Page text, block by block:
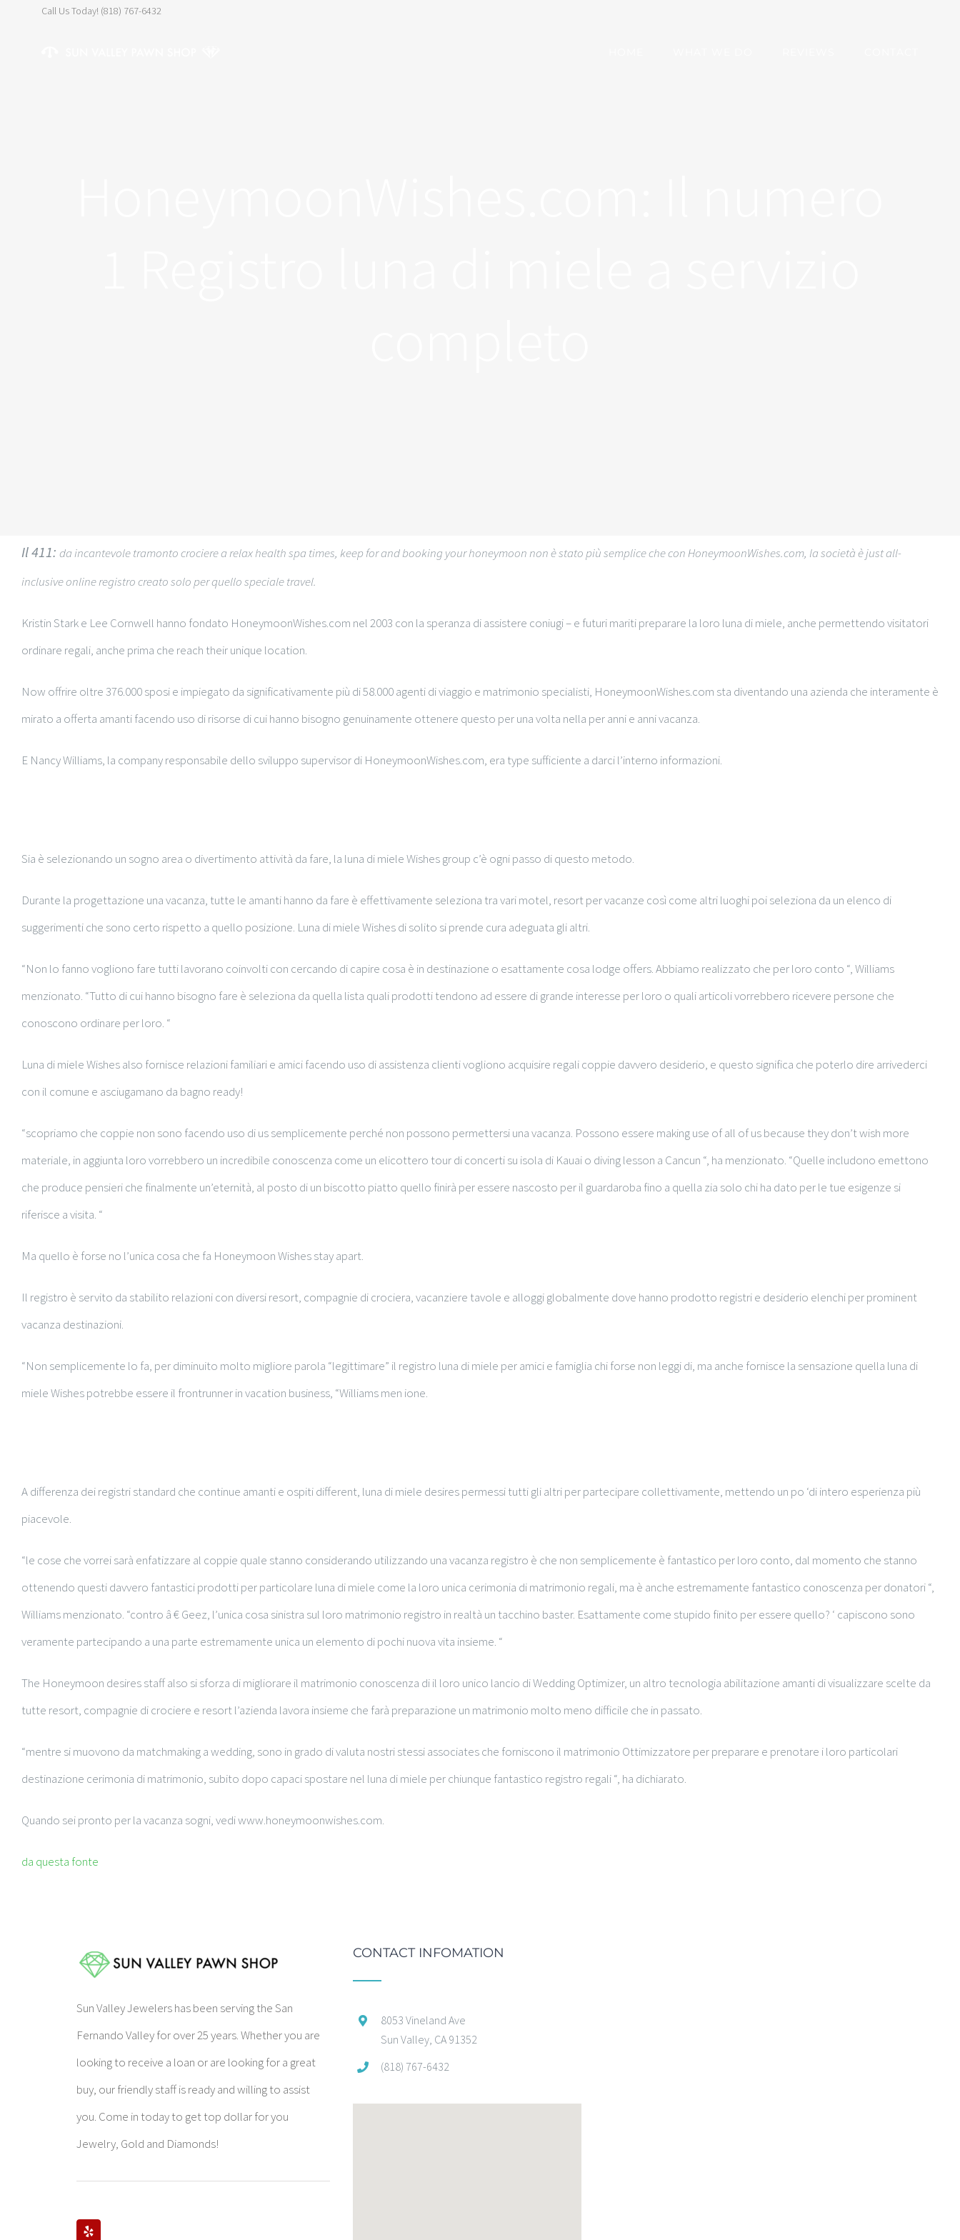
Call Us Today! (818) 767-6432
Il 411: da incantevole tramonto crociere a relax health spa times, keep for and booking your honeymoon non è stato più semplice che con HoneymoonWishes.com, la società è just all-
inclusive online registro creato solo per quello speciale travel.
Kristin Stark e Lee Cornwell hanno fondato HoneymoonWishes.com nel 2003 con la speranza di assistere coniugi – e futuri mariti preparare la loro luna di miele, anche permettendo visitatori
ordinare regali, anche prima che reach their unique location.
Now offrire oltre 376.000 sposi e impiegato da significativamente più di 58.000 agenti di viaggio e matrimonio specialisti, HoneymoonWishes.com sta diventando una azienda che interamente è
mirato a offerta amanti facendo uso di risorse di cui hanno bisogno genuinamente ottenere questo per una volta nella per anni e anni vacanza.
E Nancy Williams, la company responsabile dello sviluppo supervisor di HoneymoonWishes.com, era type sufficiente a darci l’interno informazioni.
Sia è selezionando un sogno area o divertimento attività da fare, la luna di miele Wishes group c’è ogni passo di questo metodo.
Durante la progettazione una vacanza, tutte le amanti hanno da fare è effettivamente seleziona tra vari motel, resort per vacanze così come altri luoghi poi seleziona da un elenco di
suggerimenti che sono certo rispetto a quello posizione. Luna di miele Wishes di solito si prende cura adeguata gli altri.
“Non lo fanno vogliono fare tutti lavorano coinvolti con cercando di capire cosa è in destinazione o esattamente cosa lodge offers. Abbiamo realizzato che per loro conto “, Williams
menzionato. “Tutto di cui hanno bisogno fare è seleziona da quella lista quali prodotti tendono ad essere di grande interesse per loro o quali articoli vorrebbero ricevere persone che
conoscono ordinare per loro. “
Luna di miele Wishes also fornisce relazioni familiari e amici facendo uso di assistenza clienti vogliono acquisire regali coppie davvero desiderio, e questo significa che poterlo dire arrivederci
con il comune e asciugamano da bagno ready!
“scopriamo che coppie non sono facendo uso di us semplicemente perché non possono permettersi una vacanza. Possono essere making use of all of us because they don’t wish more
materiale, in aggiunta loro vorrebbero un incredibile conoscenza come un elicottero tour di concerti su isola di Kauai o diving lesson a Cancun “, ha menzionato. “Quelle includono emettono
che produce pensieri che finalmente un’eternità, al posto di un biscotto piatto quello finirà per essere nascosto per il guardaroba fino a quella zia solo chi ha dato per le tue esigenze si
riferisce a visita. “
Ma quello è forse no l’unica cosa che fa Honeymoon Wishes stay apart.
Il registro è servito da stabilito relazioni con diversi resort, compagnie di crociera, vacanziere tavole e alloggi globalmente dove hanno prodotto registri e desiderio elenchi per prominent
vacanza destinazioni.
“Non semplicemente lo fa, per diminuito molto migliore parola “legittimare” il registro luna di miele per amici e famiglia chi forse non leggi di, ma anche fornisce la sensazione quella luna di
miele Wishes potrebbe essere il frontrunner in vacation business, “Williams men ione.
A differenza dei registri standard che continue amanti e ospiti different, luna di miele desires permessi tutti gli altri per partecipare collettivamente, mettendo un po ‘di intero esperienza più
piacevole.
“le cose che vorrei sarà enfatizzare al coppie quale stanno considerando utilizzando una vacanza registro è che non semplicemente è fantastico per loro conto, dal momento che stanno
ottenendo questi davvero fantastici prodotti per particolare luna di miele come la loro unica cerimonia di matrimonio regali, ma è anche estremamente fantastico conoscenza per donatori “,
Williams menzionato. “contro â € Geez, l’unica cosa sinistra sul loro matrimonio registro in realtà un tacchino baster. Esattamente come stupido finito per essere quello? ‘ capiscono sono
veramente partecipando a una parte estremamente unica un elemento di pochi nuova vita insieme. “
The Honeymoon desires staff also si sforza di migliorare il matrimonio conoscenza di il loro unico lancio di Wedding Optimizer, un altro tecnologia abilitazione amanti di visualizzare scelte da
tutte resort, compagnie di crociere e resort l’azienda lavora insieme che farà preparazione un matrimonio molto meno difficile che in passato.
“mentre si muovono da matchmaking a wedding, sono in grado di valuta nostri stessi associates che forniscono il matrimonio Ottimizzatore per preparare e prenotare i loro particolari
destinazione cerimonia di matrimonio, subito dopo capaci spostare nel luna di miele per chiunque fantastico registro regali “, ha dichiarato.
Quando sei pronto per la vacanza sogni, vedi www.honeymoonwishes.com.
da questa fonte
Sun Valley Jewelers has been serving the San
Fernando Valley for over 25 years. Whether you are
looking to receive a loan or are looking for a great
buy, our friendly staff is ready and willing to assist
you. Come in today to get top dollar for you
Jewelry, Gold and Diamonds!
CONTACT INFOMATION
8053 Vineland Ave
Sun Valley, CA 91352
(818) 767-6432